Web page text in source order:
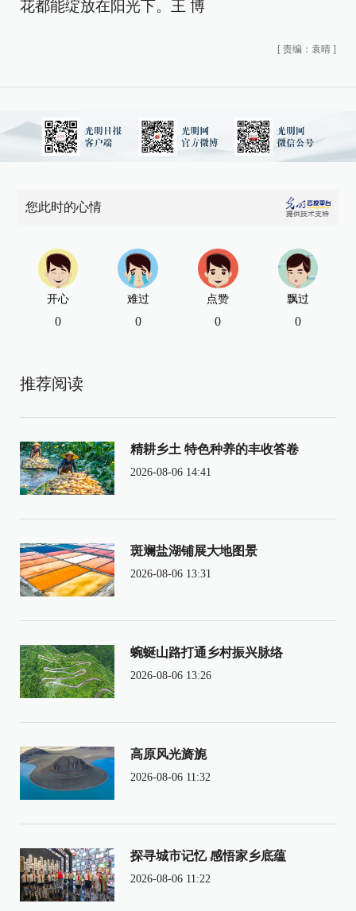
花都能绽放在阳光下。王 博
[ 责编：袁晴 ]
您此时的心情
开心
0
难过
0
点赞
0
飘过
0
推荐阅读
精耕乡土 特色种养的丰收答卷
2026-08-06 14:41
斑斓盐湖铺展大地图景
2026-08-06 13:31
蜿蜒山路打通乡村振兴脉络
2026-08-06 13:26
高原风光旖旎
2026-08-06 11:32
探寻城市记忆 感悟家乡底蕴
2026-08-06 11:22